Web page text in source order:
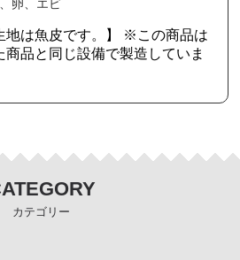
卵、エビ
地は魚皮です。】 ※この商品は
商品と同じ設備で製造していま
カテゴリー